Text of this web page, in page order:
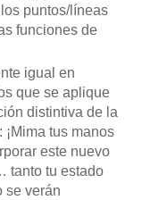
puntos/líneas
funciones de
igual en
que se aplique
distintiva de la
tus manos
este nuevo
tanto tu estado
se verán